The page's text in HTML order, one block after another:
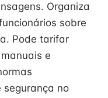
Organiza
sobre
Pode tarifar
e
segurança no